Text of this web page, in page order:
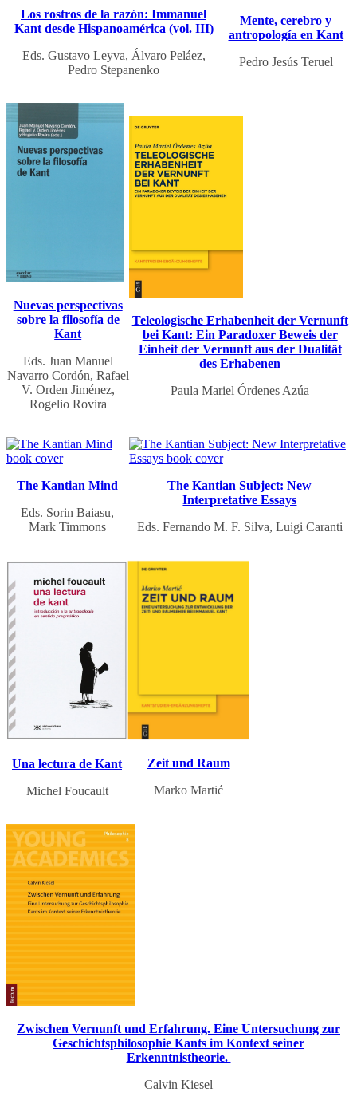
Los rostros de la razón: Immanuel
Kant desde Hispanoamérica (vol. III)
Eds. Gustavo Leyva, Álvaro Peláez,
Pedro Stepanenko
Mente, cerebro y
antropología en Kant
Pedro Jesús Teruel
Nuevas perspectivas
sobre la filosofía de
Kant
Eds. Juan Manuel
Navarro Cordón, Rafael
V. Orden Jiménez,
Rogelio Rovira
Teleologische Erhabenheit der Vernunft
bei Kant: Ein Paradoxer Beweis der
Einheit der Vernunft aus der Dualität
des Erhabenen
Paula Mariel Órdenes Azúa
The Kantian Mind
Eds. Sorin Baiasu,
Mark Timmons
The Kantian Subject: New
Interpretative Essays
Eds. Fernando M. F. Silva, Luigi Caranti
Una lectura de Kant
Michel Foucault
Zeit und Raum
Marko Martić
Zwischen Vernunft und Erfahrung. Eine Untersuchung zur
Geschichtsphilosophie Kants im Kontext seiner
Erkenntnistheorie.
Calvin Kiesel